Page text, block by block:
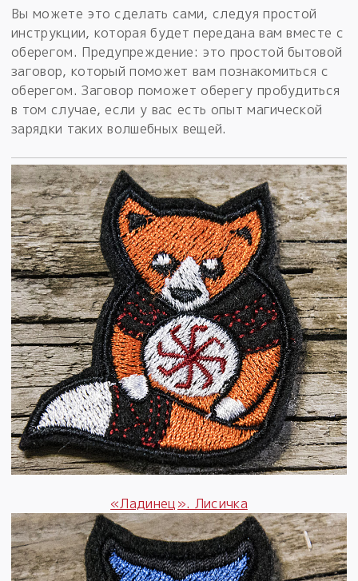
Вы можете это сделать сами, следуя простой
инструкции, которая будет передана вам вместе с
оберегом. Предупреждение: это простой бытовой
заговор, который поможет вам познакомиться с
оберегом. Заговор поможет оберегу пробудиться
в том случае, если у вас есть опыт магической
зарядки таких волшебных вещей.
«Ладинец». Лисичка